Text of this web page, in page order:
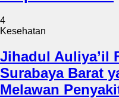
4
Kesehatan
Jihadul Auliya’il
Surabaya Barat
Melawan